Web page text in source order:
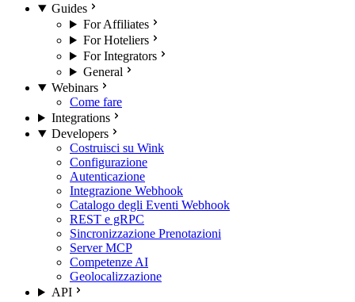
Guides
For Affiliates
For Hoteliers
For Integrators
General
Webinars
Come fare
Integrations
Developers
Costruisci su Wink
Configurazione
Autenticazione
Integrazione Webhook
Catalogo degli Eventi Webhook
REST e gRPC
Sincronizzazione Prenotazioni
Server MCP
Competenze AI
Geolocalizzazione
API